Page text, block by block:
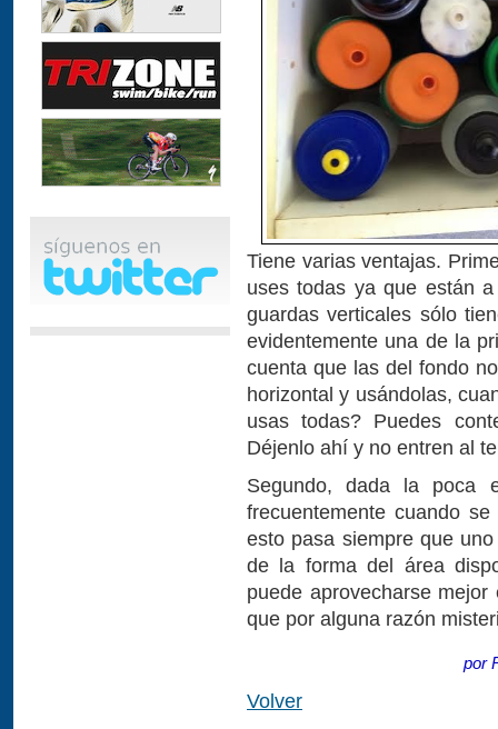
Tiene varias ventajas.
uses todas ya que están
guardas verticales sólo
evidentemente una de la
cuenta que las del fondo
horizontal y usándolas,
usas todas? Puedes
Déjenlo ahí y no entren al
Segundo, dada la poca
frecuentemente cuando
esto pasa siempre que
de la forma del área
puede aprovecharse
que por alguna razón
por
Volver